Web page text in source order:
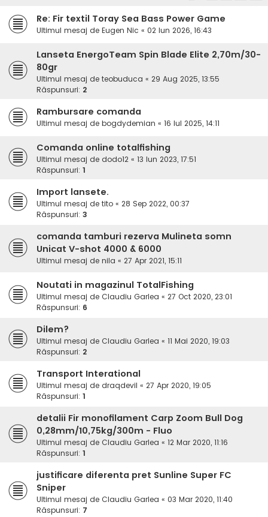
Re: Fir textil Toray Sea Bass Power Game
Ultimul mesaj de Eugen Nic « 02 Iun 2026, 16:43
Lanseta EnergoTeam Spin Blade Elite 2,70m/30-
80gr
Ultimul mesaj de teobuduca « 29 Aug 2025, 13:55
Răspunsuri: 2
Rambursare comanda
Ultimul mesaj de bogdydemian « 16 Iul 2025, 14:11
Comanda online totalfishing
Ultimul mesaj de dodo12 « 13 Iun 2023, 17:51
Răspunsuri: 1
Import lansete.
Ultimul mesaj de tito « 28 Sep 2022, 00:37
Răspunsuri: 3
comanda tamburi rezerva Mulineta somn
Unicat V-shot 4000 & 6000
Ultimul mesaj de nila « 27 Apr 2021, 15:11
Noutati in magazinul TotalFishing
Ultimul mesaj de Claudiu Garlea « 27 Oct 2020, 23:01
Răspunsuri: 6
Dilem?
Ultimul mesaj de Claudiu Garlea « 11 Mai 2020, 19:03
Răspunsuri: 2
Transport Interational
Ultimul mesaj de draqdevil « 27 Apr 2020, 19:05
Răspunsuri: 1
detalii Fir monofilament Carp Zoom Bull Dog
0,28mm/10,75kg/300m - Fluo
Ultimul mesaj de Claudiu Garlea « 12 Mar 2020, 11:16
Răspunsuri: 1
justificare diferenta pret Sunline Super FC
Sniper
Ultimul mesaj de Claudiu Garlea « 03 Mar 2020, 11:40
Răspunsuri: 7